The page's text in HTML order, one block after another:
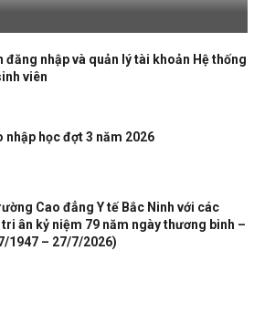
đăng nhập và quản lý tài khoản Hệ thống
viên
nhập học đợt 3 năm 2026
Cao đẳng Y tế Bắc Ninh với các
ân kỷ niệm 79 năm ngày thương binh –
1947 – 27/7/2026)